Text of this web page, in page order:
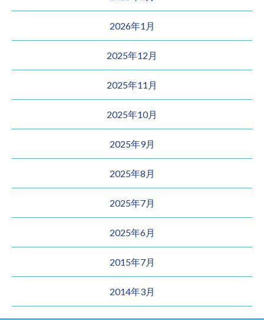
2026年1月
2025年12月
2025年11月
2025年10月
2025年9月
2025年8月
2025年7月
2025年6月
2015年7月
2014年3月